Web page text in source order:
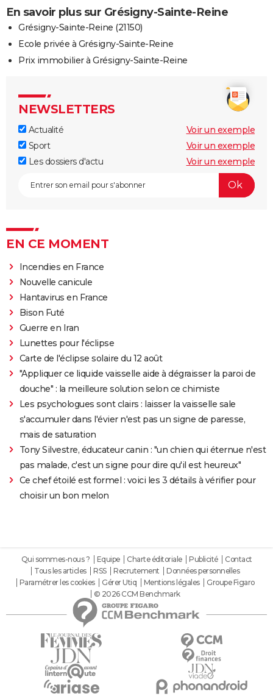
En savoir plus sur Grésigny-Sainte-Reine
Grésigny-Sainte-Reine (21150)
Ecole privée à Grésigny-Sainte-Reine
Prix immobilier à Grésigny-Sainte-Reine
NEWSLETTERS
Actualité
Voir un exemple
Sport
Voir un exemple
Les dossiers d'actu
Voir un exemple
EN CE MOMENT
Incendies en France
Nouvelle canicule
Hantavirus en France
Bison Futé
Guerre en Iran
Lunettes pour l'éclipse
Carte de l'éclipse solaire du 12 août
"Appliquer ce liquide vaisselle aide à dégraisser la paroi de
douche" : la meilleure solution selon ce chimiste
Les psychologues sont clairs : laisser la vaisselle sale
s'accumuler dans l'évier n'est pas un signe de paresse,
mais de saturation
Tony Silvestre, éducateur canin : "un chien qui éternue n'est
pas malade, c'est un signe pour dire qu'il est heureux"
Ce chef étoilé est formel : voici les 3 détails à vérifier pour
choisir un bon melon
Qui sommes-nous ? Equipe Charte éditoriale Publicité
Contact
Tous les articles
RSS Recrutement
Données personnelles
Paramétrer les cookies
Gérer Utiq Mentions légales
Groupe Figaro
© 2026 CCM Benchmark